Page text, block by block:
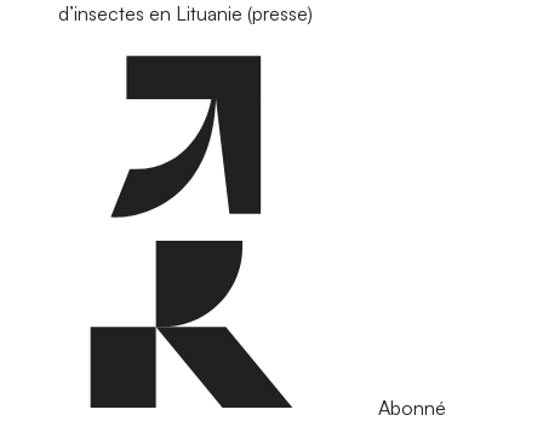
d’insectes en Lituanie (presse)
Abonné